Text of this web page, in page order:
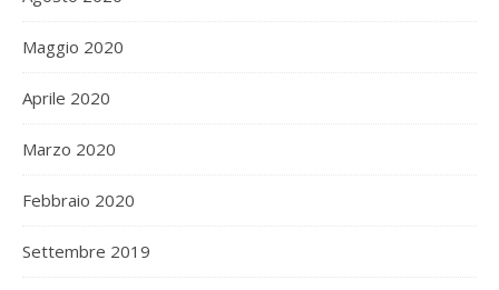
Maggio 2020
Aprile 2020
Marzo 2020
Febbraio 2020
Settembre 2019